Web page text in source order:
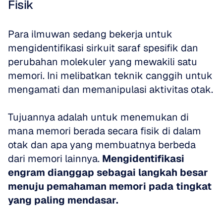
Fisik
Para ilmuwan sedang bekerja untuk
mengidentifikasi sirkuit saraf spesifik dan
perubahan molekuler yang mewakili satu
memori. Ini melibatkan teknik canggih untuk
mengamati dan memanipulasi aktivitas otak.
Tujuannya adalah untuk menemukan di
mana memori berada secara fisik di dalam
otak dan apa yang membuatnya berbeda
dari memori lainnya. Mengidentifikasi
engram dianggap sebagai langkah besar
menuju pemahaman memori pada tingkat
yang paling mendasar.